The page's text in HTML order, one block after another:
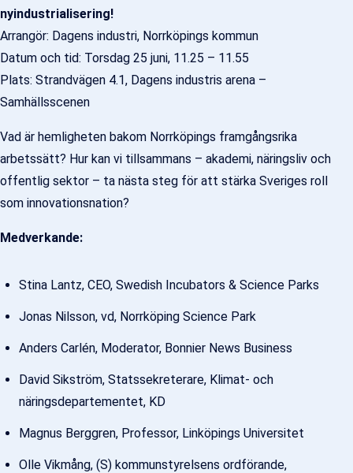
nyindustrialisering!
Arrangör: Dagens industri, Norrköpings kommun
Datum och tid: Torsdag 25 juni, 11.25 – 11.55
Plats: Strandvägen 4.1, Dagens industris arena –
Samhällsscenen
Vad är hemligheten bakom Norrköpings framgångsrika
arbetssätt? Hur kan vi tillsammans – akademi, näringsliv och
offentlig sektor – ta nästa steg för att stärka Sveriges roll
som innovationsnation?
Medverkande:
Stina Lantz, CEO, Swedish Incubators & Science Parks
Jonas Nilsson, vd, Norrköping Science Park
Anders Carlén, Moderator, Bonnier News Business
David Sikström, Statssekreterare, Klimat- och
näringsdepartementet, KD
Magnus Berggren, Professor, Linköpings Universitet
Olle Vikmång, (S) kommunstyrelsens ordförande,